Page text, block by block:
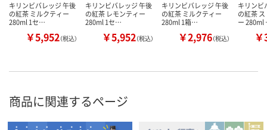
キリンビバレッジ 午後
の紅茶 ミルクティー
280ml 1セ…
￥5,952（税込）
キリンビバレッジ 午後
の紅茶 レモンティー
280ml 1セ…
￥5,952（税込）
キリンビバレッジ 午後
の紅茶 ミルクティー
280ml 1箱…
￥2,976（税込）
キリンビ
の紅茶
ー
商品に関連するページ